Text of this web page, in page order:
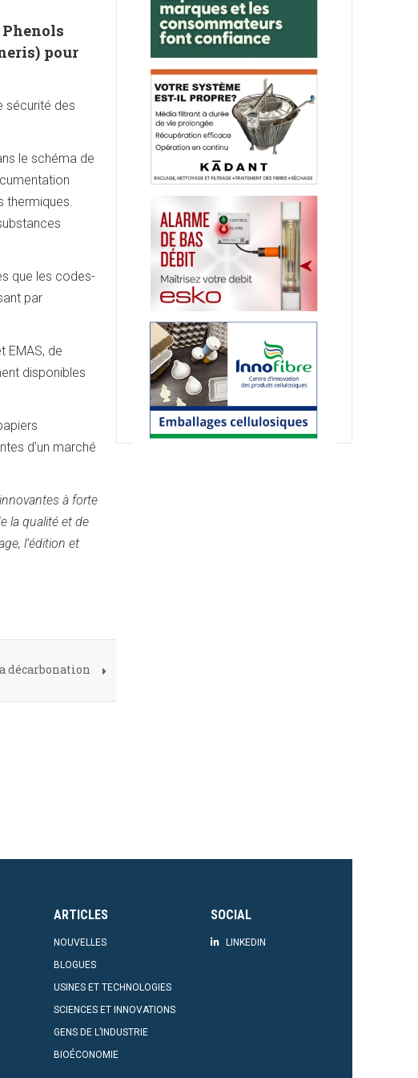
pour
sécurité des
le schéma de
thermiques.
que les codes-
par
EMAS, de
disponibles
d’un marché
à forte
la qualité et de
l’édition et
décarbonation
ARTICLES
NOUVELLES
BLOGUES
USINES ET TECHNOLOGIES
SCIENCES ET INNOVATIONS
GENS DE L’INDUSTRIE
BIOÉCONOMIE
SOCIAL
LINKEDIN